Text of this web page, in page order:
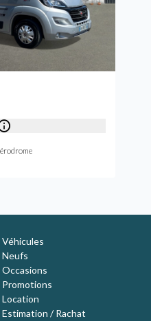
Véhicules
Neufs
Occasions
Promotions
Location
Estimation / Rachat